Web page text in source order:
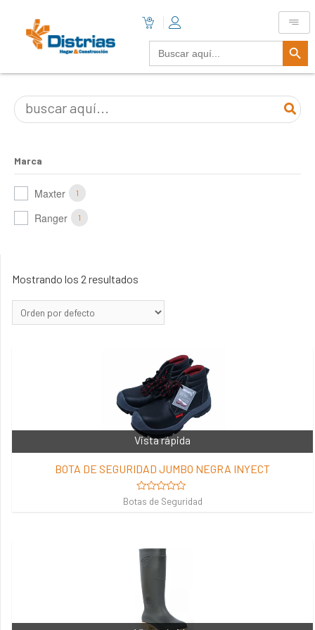
Buscar: Botón De
Marca
Maxter 1
Ranger 1
Mostrando los 2 resultados
Vista rápida
BOTA DE SEGURIDAD JUMBO NEGRA INYECT
Valorado
Botas de Seguridad